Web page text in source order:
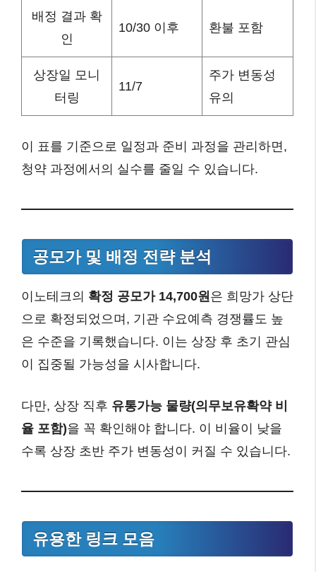
배정 결과 확
인
10/30 이후 환불 포함
상장일 모니
터링
11/7
주가 변동성
유의
이 표를 기준으로 일정과 준비 과정을 관리하면,
청약 과정에서의 실수를 줄일 수 있습니다.
공모가 및 배정 전략 분석
이노테크의 확정 공모가 14,700원은 희망가 상단
으로 확정되었으며, 기관 수요예측 경쟁률도 높
은 수준을 기록했습니다. 이는 상장 후 초기 관심
이 집중될 가능성을 시사합니다.
다만, 상장 직후 유통가능 물량(의무보유확약 비
율 포함)을 꼭 확인해야 합니다. 이 비율이 낮을
수록 상장 초반 주가 변동성이 커질 수 있습니다.
유용한 링크 모음